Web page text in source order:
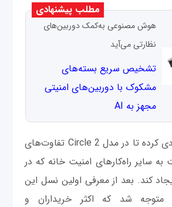
مطلب پیشنهادی
هوش مصنوعی به‌کمک دوربین‌های
نظارتی می‌آید
تشخیص سریع بسته‌های
مشکوک با دوربین‌های امنیتی
مجهز به AI
لاجتیک تلاش زیادی کرده تا در مدل Circle 2 تفاوت‌های
سایر راه‌کارهای امنیت خانه که در
کند. بعد از معرفی اولین نسل این
متوجه شد که اکثر خریداران و